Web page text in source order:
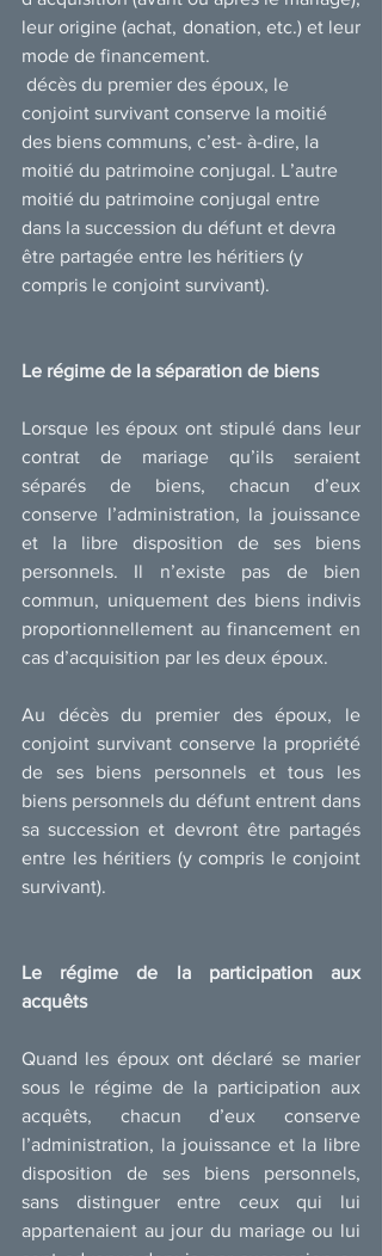
leur origine (achat, donation, etc.) et leur
mode de financement.
conjoint survivant conserve la moitié
des biens communs, c’est- à-dire, la
moitié du patrimoine conjugal. L’autre
moitié du patrimoine conjugal entre
dans la succession du défunt et devra
être partagée entre les héritiers (y
compris le conjoint survivant).
Le régime de la séparation de biens
Lorsque les époux ont stipulé dans leur
contrat de mariage qu’ils seraient
séparés de biens, chacun d’eux
conserve l’administration, la jouissance
et la libre disposition de ses biens
personnels. Il n’existe pas de bien
commun, uniquement des biens indivis
proportionnellement au financement en
cas d’acquisition par les deux époux.
Au décès du premier des époux, le
conjoint survivant conserve la propriété
de ses biens personnels et tous les
biens personnels du défunt entrent dans
sa succession et devront être partagés
entre les héritiers (y compris le conjoint
survivant).
Le régime de la participation aux
acquêts
Quand les époux ont déclaré se marier
sous le régime de la participation aux
acquêts, chacun d’eux conserve
l’administration, la jouissance et la libre
disposition de ses biens personnels,
sans distinguer entre ceux qui lui
appartenaient au jour du mariage ou lui